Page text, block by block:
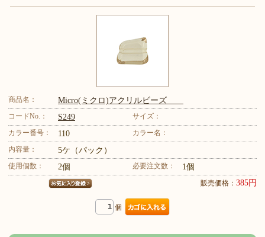
商品名： Micro(ミクロ)アクリルビーズ
コードNo.： S249
サイズ：
カラー番号：
110
カラー名：
内容量：
5ケ（パック）
使用個数： 2個 必要注文数： 1個
販売価格： 385円
個